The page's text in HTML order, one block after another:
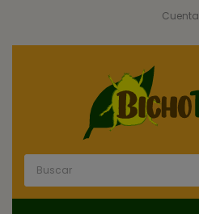
Cuenta